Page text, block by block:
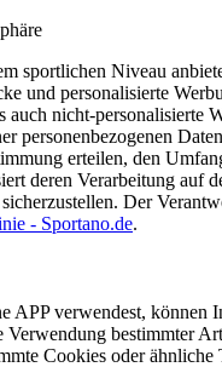
sportlichen Niveau
und personalisierte
nicht-personalisierte
personenbezogenen
erteilen, den
deren Verarbeitung
Der
- Sportano.de.
APP verwendest,
Verwendung bestimmter
Cookies oder